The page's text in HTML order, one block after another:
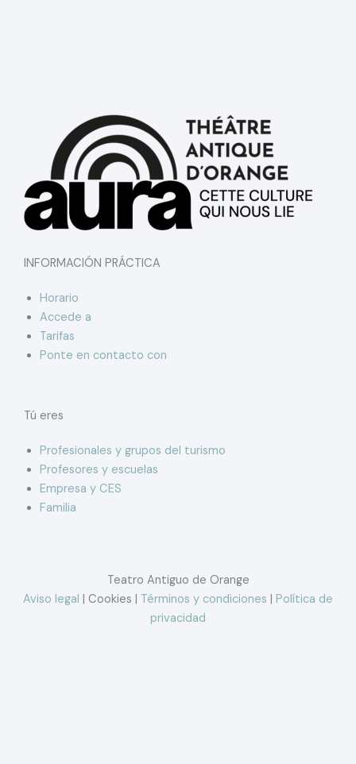
INFORMACIÓN PRÁCTICA
Horario
Accede a
Tarifas
Ponte en contacto con
Tú eres
Profesionales y grupos del turismo
Profesores y escuelas
Empresa y CES
Familia
Teatro Antiguo de Orange
Aviso legal | Cookies | Términos y condiciones | Política de
privacidad